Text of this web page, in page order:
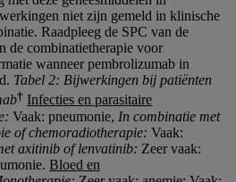
niet zijn gemeld in klinische
Raadpleeg de SPC van de
de combinatietherapie voor
wanneer pembrolizumab in
Tabel 2: Bijwerkingen bij patiënten
† Infecties en parasitaire
Vaak: pneumonie, In combinatie met
of chemoradiotherapie: Vaak:
axitinib of lenvatinib: Zeer vaak:
Bloed en